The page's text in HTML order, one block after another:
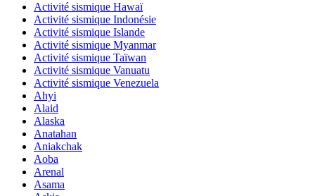
Activité sismique Hawaï
Activité sismique Indonésie
Activité sismique Islande
Activité sismique Myanmar
Activité sismique Taïwan
Activité sismique Vanuatu
Activité sismique Venezuela
Ahyi
Alaid
Alaska
Anatahan
Aniakchak
Aoba
Arenal
Asama